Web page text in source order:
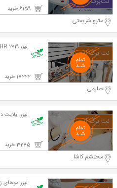
مترو شریعتی
لیزر SHR 2019 در مطب دکتر قاسمی
صارمی
لیزر
محتشم کاشانی
لیزر موهای زائد دایود